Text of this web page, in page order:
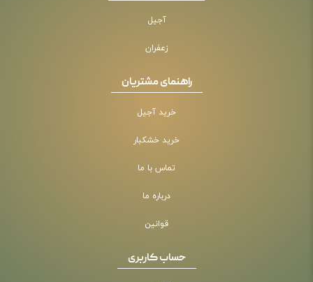
آجیل
زعفران
راهنمای مشتریان
خرید آجیل
خرید خشکبار
تماس با ما
درباره ما
قوانین
حساب کاربری